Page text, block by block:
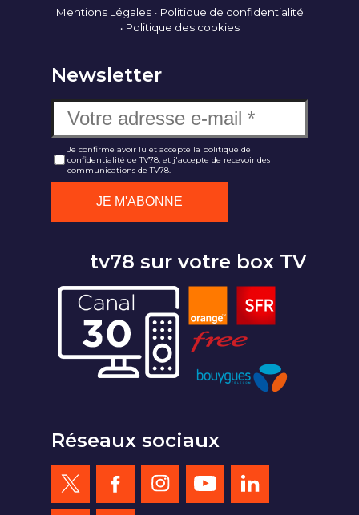
Mentions Légales
Politique de confidentialité
Politique des cookies
Newsletter
Je confirme avoir lu et accepté la politique de
confidentialité de TV78, et j'accepte de recevoir des
communications de TV78.
tv78 sur votre box TV
Réseaux sociaux